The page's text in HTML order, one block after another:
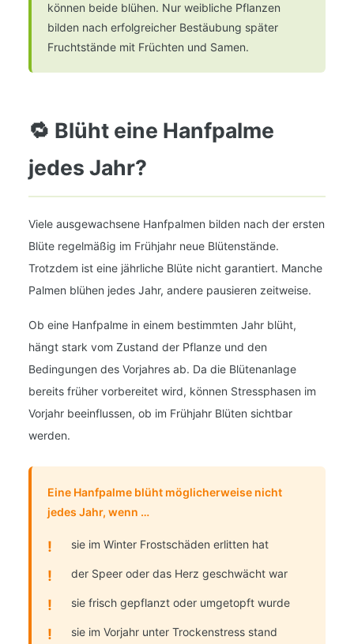
können beide blühen. Nur weibliche Pflanzen
bilden nach erfolgreicher Bestäubung später
Fruchtstände mit Früchten und Samen.
🔁 Blüht eine Hanfpalme
jedes Jahr?
Viele ausgewachsene Hanfpalmen bilden nach der ersten
Blüte regelmäßig im Frühjahr neue Blütenstände.
Trotzdem ist eine jährliche Blüte nicht garantiert. Manche
Palmen blühen jedes Jahr, andere pausieren zeitweise.
Ob eine Hanfpalme in einem bestimmten Jahr blüht,
hängt stark vom Zustand der Pflanze und den
Bedingungen des Vorjahres ab. Da die Blütenanlage
bereits früher vorbereitet wird, können Stressphasen im
Vorjahr beeinflussen, ob im Frühjahr Blüten sichtbar
werden.
Eine Hanfpalme blüht möglicherweise nicht
jedes Jahr, wenn …
! sie im Winter Frostschäden erlitten hat
! der Speer oder das Herz geschwächt war
! sie frisch gepflanzt oder umgetopft wurde
! sie im Vorjahr unter Trockenstress stand